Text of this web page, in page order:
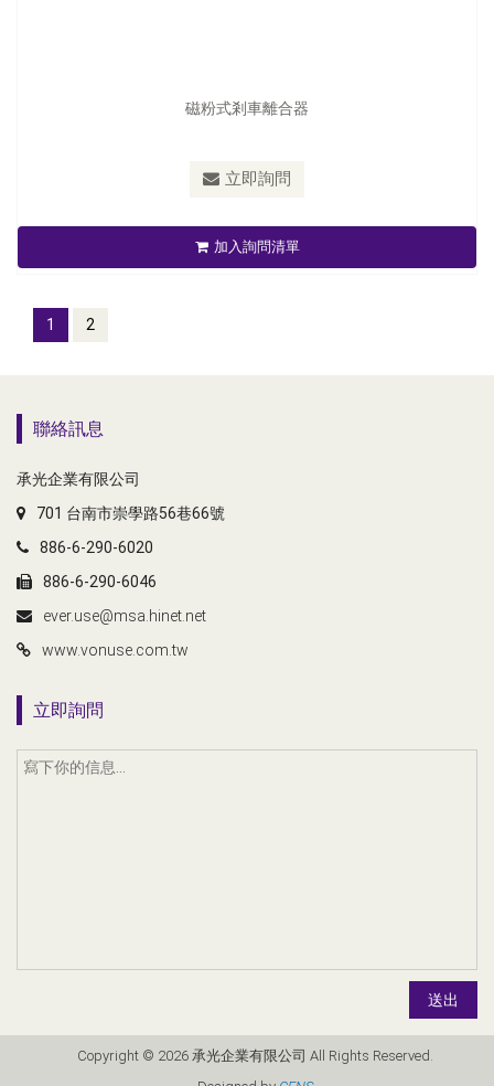
磁粉式剎車離合器
立即詢問
加入詢問清單
1 2
聯絡訊息
承光企業有限公司
701 台南市崇學路56巷66號
886-6-290-6020
886-6-290-6046
ever.use@msa.hinet.net
www.vonuse.com.tw
立即詢問
送出
Copyright © 2026 承光企業有限公司 All Rights Reserved.